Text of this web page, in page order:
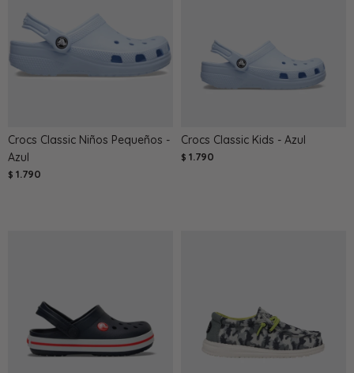
Crocs Classic Niños Pequeños -
Azul
$ 1.790
Crocs Classic Kids - Azul
$ 1.790